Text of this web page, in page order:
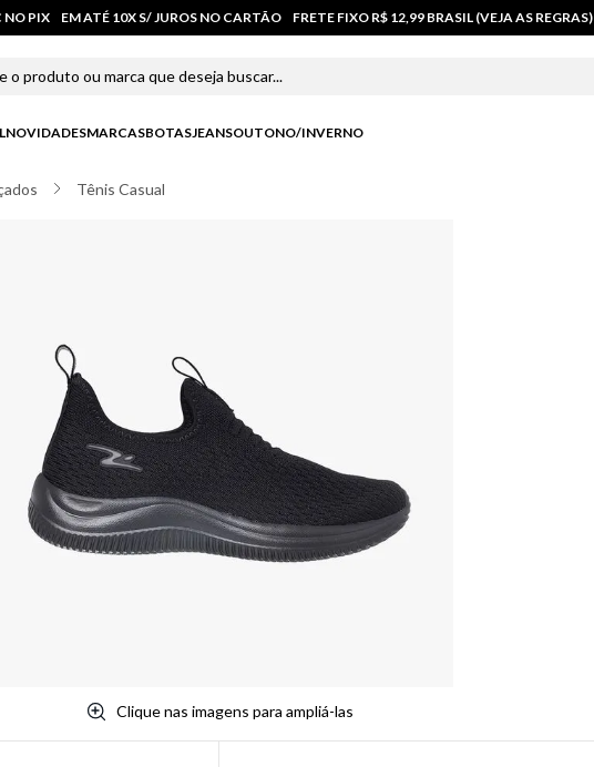
NO PIX EM ATÉ 10X S/ JUROS NO CARTÃO FRETE FIXO R$ 12,99 BRASIL (VEJA AS REGRAS)
ou marca que deseja buscar...
NOVIDADESMARCASBOTASJEANSOUTONO/INVERNO
Tênis Casual
Clique nas imagens para ampliá-las